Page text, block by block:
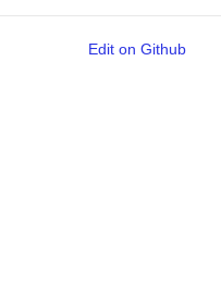
Edit on Github